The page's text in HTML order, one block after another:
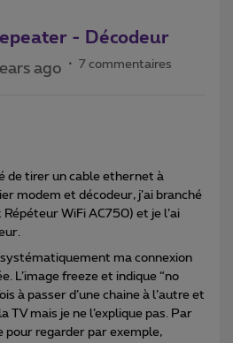
- Décodeur
ago 7 commentaires
de tirer un cable ethernet à
modem et décodeur, j’ai branché
WiFi AC750) et je l’ai
systématiquement ma connexion
L’image freeze et indique “no
à passer d’une chaine à l’autre et
TV mais je ne l’explique pas. Par
pour regarder par exemple,